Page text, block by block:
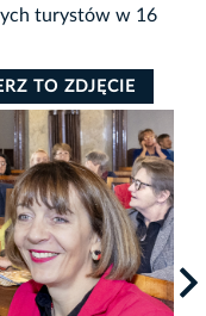
turystów w 16
TO ZDJĘCIE